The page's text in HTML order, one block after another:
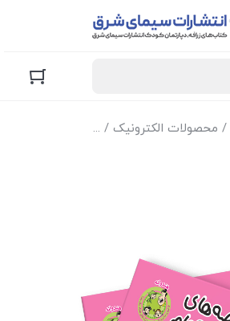
/ محصولات الکترونیک / نسخه الکترونیک